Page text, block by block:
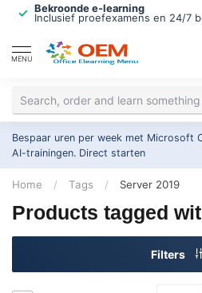
Bekroonde e-learning
Inclusief proefexamens en 24/7
MENU
Bespaar uren per week met Microsoft
AI-trainingen. Direct starten
Home / Tags / Server 2019
Products tagged
Filters